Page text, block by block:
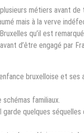
métiers avant de
mais à la verve
qu’il est
d’être engagé par
bruxelloise et ses
familiaux.
quelques séquelles